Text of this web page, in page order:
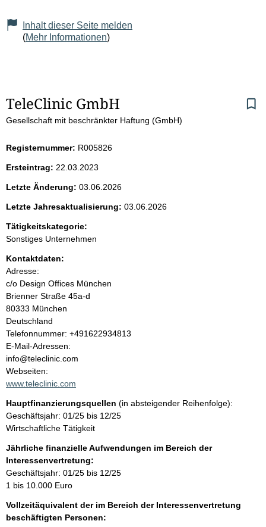
Inhalt dieser Seite melden
(Mehr Informationen)
S
e
i
t
e
n
i
n
h
a
l
t
TeleClinic GmbH
Gesellschaft mit beschränkter Haftung (GmbH)
Registernummer: R005826
Ersteintrag: 22.03.2023
Letzte Änderung: 03.06.2026
Letzte Jahresaktualisierung: 03.06.2026
Tätigkeitskategorie:
Sonstiges Unternehmen
Kontaktdaten:
Adresse:
c/o Design Offices München
Brienner Straße 45a-d
80333 München
Deutschland
K
o
n
t
a
t
i
n
f
o
r
m
t
i
Telefonnummer: +491622934813
E-Mail-Adressen:
info@teleclinic.com
Webseiten:
www.teleclinic.com
Hauptfinanzierungsquellen (in absteigender Reihenfolge):
Geschäftsjahr: 01/25 bis 12/25
Wirtschaftliche Tätigkeit
Jährliche finanzielle Aufwendungen im Bereich der
Interessenvertretung:
Geschäftsjahr: 01/25 bis 12/25
1 bis 10.000 Euro
Vollzeitäquivalent der im Bereich der Interessenvertretung
beschäftigten Personen: